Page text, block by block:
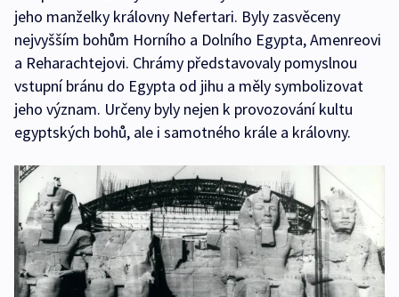
jeho manželky královny Nefertari. Byly zasvěceny
nejvyšším bohům Horního a Dolního Egypta, Amenreovi
a Reharachtejovi. Chrámy představovaly pomyslnou
vstupní bránu do Egypta od jihu a měly symbolizovat
jeho význam. Určeny byly nejen k provozování kultu
egyptských bohů, ale i samotného krále a královny.